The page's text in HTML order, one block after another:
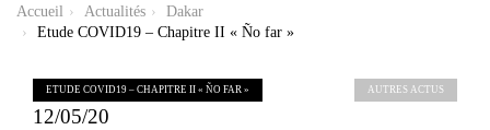
Accueil Actualités
Dakar
Etude COVID19 – Chapitre II « Ño far »
ETUDE COVID19 – CHAPITRE II « ÑO FAR »
12/05/20
AUTRES ACTUS